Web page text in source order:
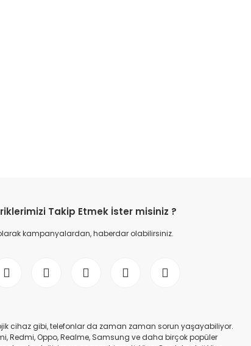
Takip Etmek İster misiniz ?
kampanyalardan, haberdar olabilirsiniz.
cihaz gibi, telefonlar da zaman zaman sorun yaşayabiliyor.
Redmi, Oppo, Realme, Samsung ve daha birçok popüler